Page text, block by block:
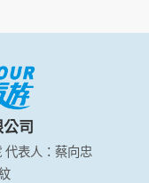
及使用時間等。
，包括您使用連線
、瀏覽及點選資料記
此記錄為內部應
查內容進行統計與
，除供內部研究
司
代表人：蔡向忠